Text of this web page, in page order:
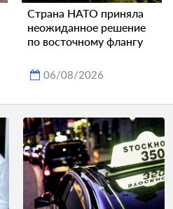
Страна НАТО приняла
неожиданное решение
по восточному флангу
06/08/2026